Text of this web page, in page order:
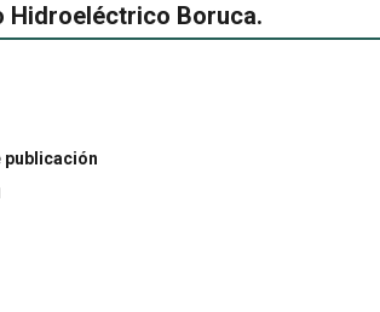
Hidroeléctrico Boruca.
publicación